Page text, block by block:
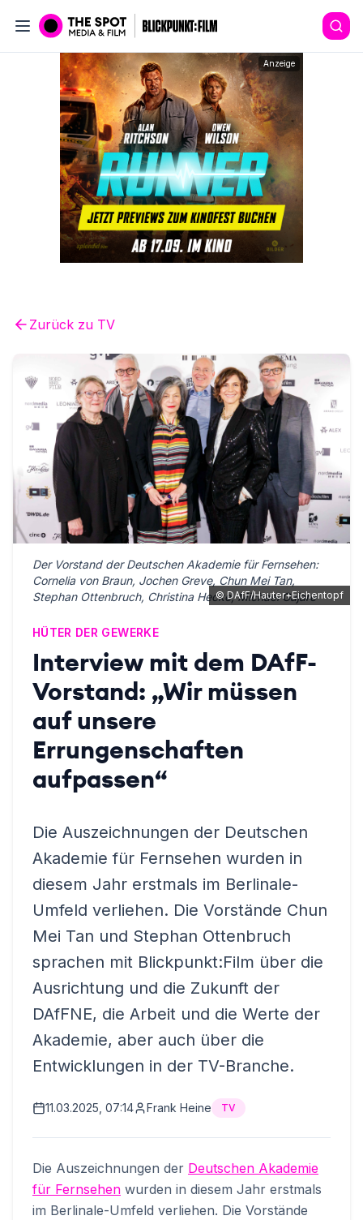
Anzeige
Zurück zu TV
©DAfF/Hauter+Eichentopf
Der Vorstand der Deutschen Akademie für Fernsehen:
Cornelia von Braun, Jochen Greve, Chun Mei Tan,
Stephan Ottenbruch, Christina Hecke, Michael Gajare
HÜTER DER GEWERKE
Interview mit dem DAfF-
Vorstand: „Wir müssen
auf unsere
Errungenschaften
aufpassen“
Die Auszeichnungen der Deutschen
Akademie für Fernsehen wurden in
diesem Jahr erstmals im Berlinale-
Umfeld verliehen. Die Vorstände Chun
Mei Tan und Stephan Ottenbruch
sprachen mit Blickpunkt:Film über die
Ausrichtung und die Zukunft der
DAfFNE, die Arbeit und die Werte der
Akademie, aber auch über die
Entwicklungen in der TV-Branche.
11.03.2025, 07:14 Frank Heine TV
Die Auszeichnungen der Deutschen Akademie
für Fernsehen wurden in diesem Jahr erstmals
im Berlinale-Umfeld verliehen. Die Vorstände